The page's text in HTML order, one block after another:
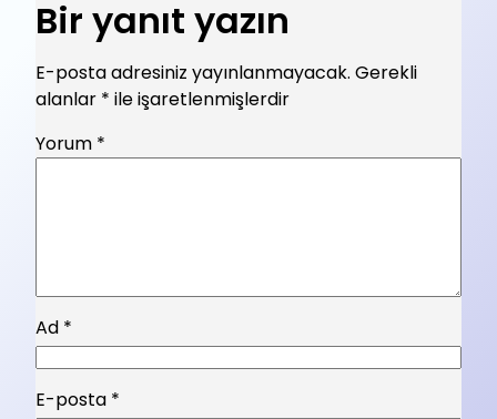
Bir yanıt yazın
E-posta adresiniz yayınlanmayacak. Gerekli
alanlar * ile işaretlenmişlerdir
Yorum *
Ad *
E-posta *